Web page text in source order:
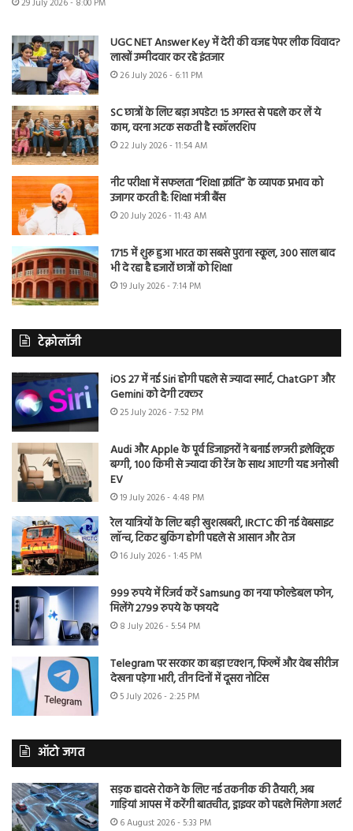
29 July 2026 - 8:00 PM
UGC NET Answer Key में देरी की वजह पेपर लीक विवाद?
लाखों उम्मीदवार कर रहे इंतजार
26 July 2026 - 6:11 PM
SC छात्रों के लिए बड़ा अपडेट! 15 अगस्त से पहले कर लें ये
काम, वरना अटक सकती है स्कॉलरशिप
22 July 2026 - 11:54 AM
नीट परीक्षा में सफलता “शिक्षा क्रांति” के व्यापक प्रभाव को
उजागर करती है: शिक्षा मंत्री बैंस
20 July 2026 - 11:43 AM
1715 में शुरू हुआ भारत का सबसे पुराना स्कूल, 300 साल बाद
भी दे रहा है हजारों छात्रों को शिक्षा
19 July 2026 - 7:14 PM
टेक्नोलॉजी
iOS 27 में नई Siri होगी पहले से ज्यादा स्मार्ट, ChatGPT और
Gemini को देगी टक्कर
25 July 2026 - 7:52 PM
Audi और Apple के पूर्व डिजाइनरों ने बनाई लग्जरी इलेक्ट्रिक
बग्गी, 100 किमी से ज्यादा की रेंज के साथ आएगी यह अनोखी
EV
19 July 2026 - 4:48 PM
रेल यात्रियों के लिए बड़ी खुशखबरी, IRCTC की नई वेबसाइट
लॉन्च, टिकट बुकिंग होगी पहले से आसान और तेज
16 July 2026 - 1:45 PM
999 रुपये में रिजर्व करें Samsung का नया फोल्डेबल फोन,
मिलेंगे 2799 रुपये के फायदे
8 July 2026 - 5:54 PM
Telegram पर सरकार का बड़ा एक्शन, फिल्में और वेब सीरीज
देखना पड़ेगा भारी, तीन दिनों में दूसरा नोटिस
5 July 2026 - 2:25 PM
ऑटो जगत
सड़क हादसे रोकने के लिए नई तकनीक की तैयारी, अब
गाड़ियां आपस में करेंगी बातचीत, ड्राइवर को पहले मिलेगा अलर्ट
6 August 2026 - 5:33 PM